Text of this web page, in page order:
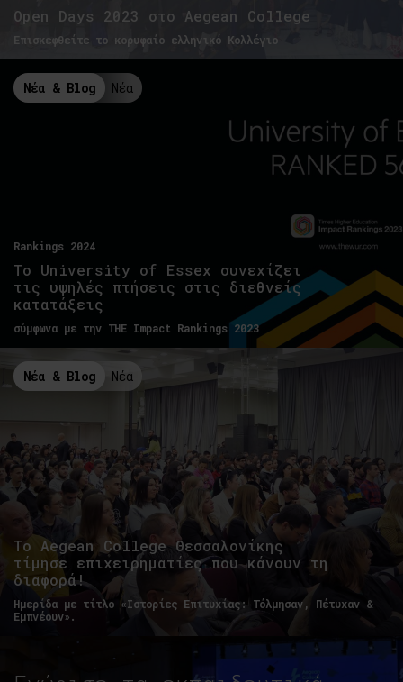
Open Days 2023 στο Aegean College
Επισκεφθείτε το κορυφαίο ελληνικό Κολλέγιο
Νέα & Blog Νέα
Rankings 2024
Το University of Essex συνεχίζει
τις υψηλές πτήσεις στις διεθνείς
κατατάξεις
σύμφωνα με την THE Impact Rankings 2023
Νέα & Blog Νέα
To Aegean College Θεσσαλονίκης
τίμησε επιχειρηματίες που κάνουν τη
διαφορά!
Hμερίδα με τίτλο «Ιστορίες Επιτυχίας: Τόλμησαν, Πέτυχαν &
Εμπνέουν».